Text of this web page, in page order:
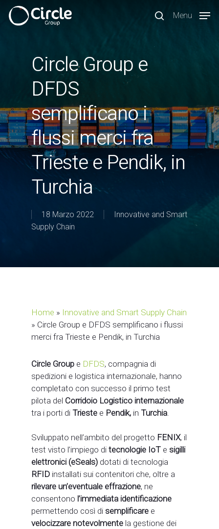
Skip
search
Menu
Circle Group e
DFDS
semplificano i
flussi merci fra
Trieste e Pendik, in
Turchia
18 Marzo 2022
Innovative and Smart
Supply Chain
Home » Innovative and Smart Supply Chain
» Circle Group e DFDS semplificano i flussi
merci fra Trieste e Pendik, in Turchia
Circle Group e DFDS, compagnia di
spedizioni e logistica internazionale, hanno
completato con successo il primo test
pilota del Corridoio Logistico internazionale
tra i porti di Trieste e Pendik, in Turchia
Sviluppato nell’ambito del progetto FENIX, il
test visto l’impiego di tecnologie IoT e sigilli
elettronici (eSeals) dotati di tecnologia
RFID installati sui contenitori che, oltre a
rilevare un’eventuale effrazione, ne
consentono l’immediata identificazione
permettendo così di semplificare e
velocizzare notevolmente la gestione dei